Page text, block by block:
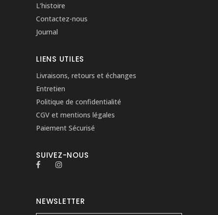
L’histoire
Contactez-nous
Journal
LIENS UTILES
Livraisons, retours et échanges
Entretien
Politique de confidentialité
CGV et mentions légales
Paiement Sécurisé
SUIVEZ-NOUS
NEWSLETTER